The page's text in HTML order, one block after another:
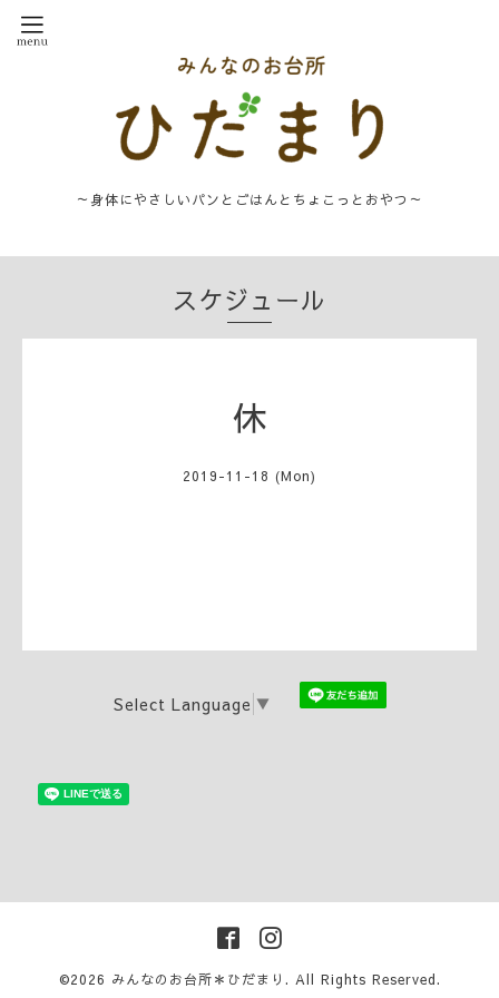
～身体にやさしいパンとごはんとちょこっとおやつ～
スケジュール
休
2019-11-18 (Mon)
Select Language ▼
©2026 みんなのお台所＊ひだまり . All Rights Reserved.